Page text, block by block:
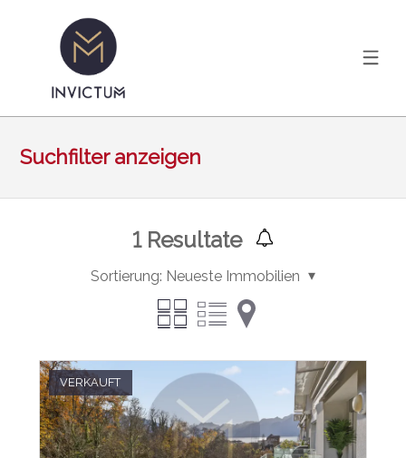
Suchfilter anzeigen
1Resultate
Sortierung: Neueste Immobilien
VERKAUFT